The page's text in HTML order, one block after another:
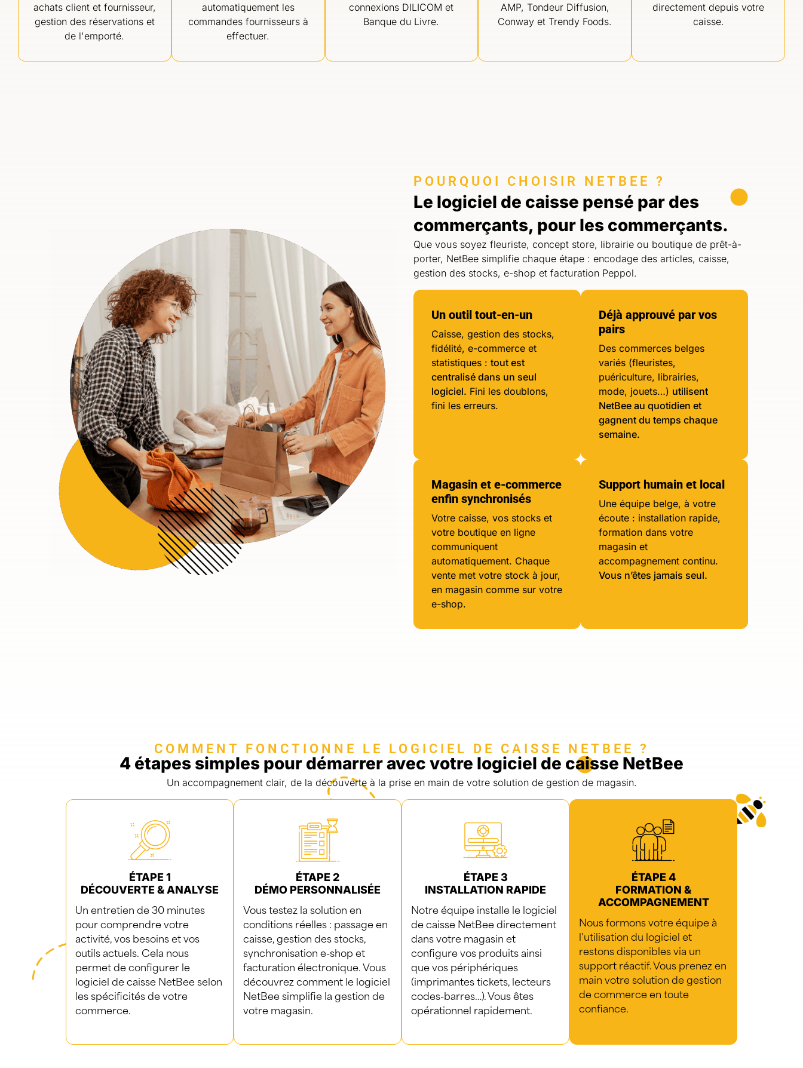
achats client et fournisseur,
gestion des réservations et
de l'emporté.
automatiquement les
commandes fournisseurs à
effectuer.
connexions DILICOM et
Banque du Livre.
AMP, Tondeur Diffusion,
Conway et Trendy Foods.
directement depuis votre
caisse.
POURQUOI CHOISIR NETBEE ?
Le logiciel de caisse pensé par des
commerçants, pour les commerçants.
Que vous soyez fleuriste, concept store, librairie ou boutique de prêt-à-
porter, NetBee simplifie chaque étape : encodage des articles, caisse,
gestion des stocks, e-shop et facturation Peppol.
Un outil tout-en-un
Caisse, gestion des stocks,
fidélité, e-commerce et
statistiques : tout est
centralisé dans un seul
logiciel. Fini les doublons,
fini les erreurs.
Déjà approuvé par vos
pairs
Des commerces belges
variés (fleuristes,
puériculture, librairies,
mode, jouets…) utilisent
NetBee au quotidien et
gagnent du temps chaque
semaine.
Magasin et e-commerce
enfin synchronisés
Votre caisse, vos stocks et
votre boutique en ligne
communiquent
automatiquement. Chaque
vente met votre stock à jour,
en magasin comme sur votre
e-shop.
Support humain et local
Une équipe belge, à votre
écoute : installation rapide,
formation dans votre
magasin et
accompagnement continu.
Vous n’êtes jamais seul.
COMMENT FONCTIONNE LE LOGICIEL DE CAISSE NETBEE ?
4 étapes simples pour démarrer avec votre logiciel de caisse NetBee
Un accompagnement clair, de la découverte à la prise en main de votre solution de gestion de magasin.
ÉTAPE 1
DÉCOUVERTE & ANALYSE
Un entretien de 30 minutes
pour comprendre votre
activité, vos besoins et vos
outils actuels.Cela nous
permet de configurer le
logiciel de caisse NetBeeselon
les spécificités de votre
commerce.
ÉTAPE 2
DÉMO PERSONNALISÉE
Vous testez la solution en
conditions réelles : passage en
caisse, gestion des stocks,
synchronisation e-shop et
facturation électronique.Vous
découvrez comment le logiciel
NetBee simplifie la gestion de
votre magasin.
ÉTAPE 3
INSTALLATION RAPIDE
Notre équipe installe le logiciel
de caisse NetBee directement
dans votre magasin et
configure vos produits ainsi
que vos périphériques
(imprimantes tickets, lecteurs
codes-barres…). Vous êtes
opérationnel rapidement.
ÉTAPE 4
FORMATION &
ACCOMPAGNEMENT
Nous formons votre équipe à
l’utilisation du logiciel et
restons disponibles via un
support réactif. Vous prenez en
main votre solution de gestion
de commerce en toute
confiance.